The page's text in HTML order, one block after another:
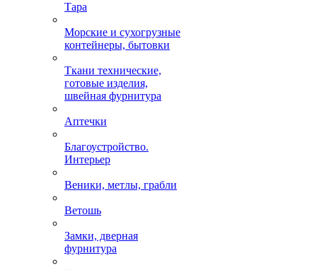
Тара
Морские и сухогрузные
контейнеры, бытовки
Ткани технические,
готовые изделия,
швейная фурнитура
Аптечки
Благоустройство.
Интерьер
Веники, метлы, грабли
Ветошь
Замки, дверная
фурнитура